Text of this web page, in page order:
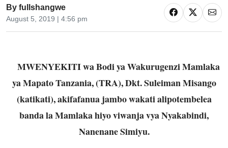
By fullshangwe
August 5, 2019 | 4:56 pm
MWENYEKITI wa Bodi ya Wakurugenzi Mamlaka
ya Mapato Tanzania, (TRA), Dkt. Suleiman Misango
(katikati), akifafanua jambo wakati alipotembelea
banda la Mamlaka hiyo viwanja vya Nyakabindi,
Nanenane Simiyu.